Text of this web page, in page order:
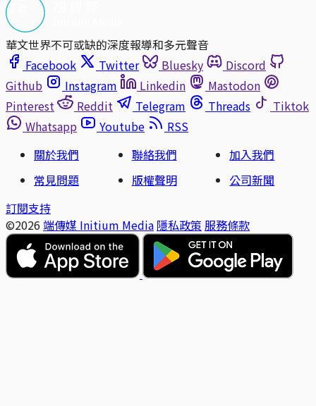
華文世界不可或缺的深度報導和多元聲音
Facebook
Twitter Bluesky
Discord
Github
Instagram Linkedin
Mastodon
Pinterest
Reddit Telegram Threads
Tiktok
Whatsapp
Youtube
RSS
關於我們
聯絡我們
加入我們
常見問題
版權聲明
公司新聞
訂閱支持
©2026 端傳媒 Initium Media 隱私政策 服務條款